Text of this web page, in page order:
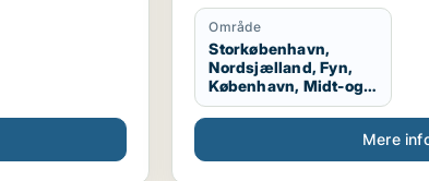
Område
Storkøbenhavn,
Nordsjælland, Fyn,
København, Midt-og
Vestsjælland,
Sydsjælland, Hele
Mere